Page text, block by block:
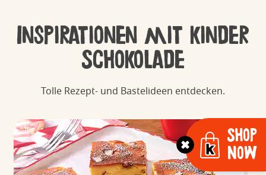
Inspirationen mit kinder
Schokolade
Tolle Rezept- und Bastelideen entdecken.
Shop
Now